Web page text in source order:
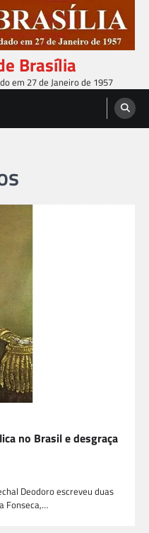
Brasília
em 27 de Janeiro de 1957
no Brasil e desgraça
Deodoro escreveu duas
Fonseca,…